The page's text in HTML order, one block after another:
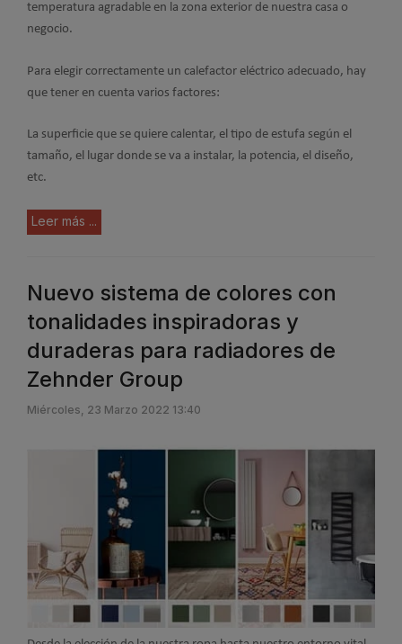
temperatura agradable en la zona exterior de nuestra casa o
negocio.
Para elegir correctamente un calefactor eléctrico adecuado, hay
que tener en cuenta varios factores:
La superficie que se quiere calentar, el tipo de estufa según el
tamaño, el lugar donde se va a instalar, la potencia, el diseño,
etc.
Leer más ...
Nuevo sistema de colores con
tonalidades inspiradoras y
duraderas para radiadores de
Zehnder Group
Miércoles, 23 Marzo 2022 13:40